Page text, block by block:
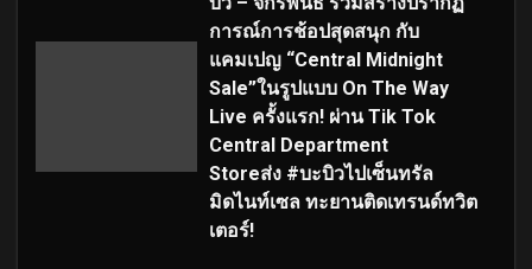
การณ์การช้อปสุดสนุก กับ
แคมเปญ “Central Midnight
Sale”ในรูปแบบ On The Way
Live ครั้งแรก! ผ่าน Tik Tok
Central Department
Storeส่ง #บะบิวไปเซ็นทรัล
มิดไนท์เซล ทะยานติดเทรนด์ทวิต
เตอร์!